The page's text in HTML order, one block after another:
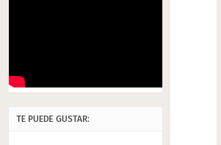
TE PUEDE GUSTAR: